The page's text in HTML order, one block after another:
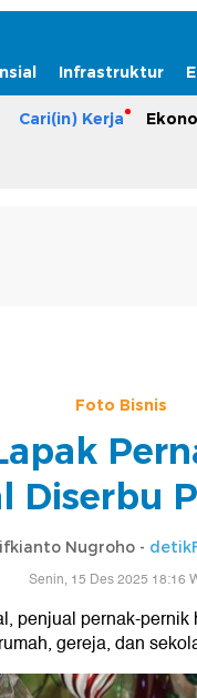
Infrastruktur
Cari(in) Kerja
Foto Bisnis
Diserbu
Nugroho -
Senin, 15 Des 2025 18:16
penjual pernak-
gereja, dan